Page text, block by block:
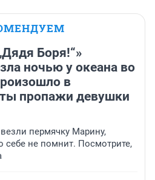
Боря!“»
ночью у океана во
в
пропажи девушки
пермячку Марину,
себе не помнит. Посмотрите,